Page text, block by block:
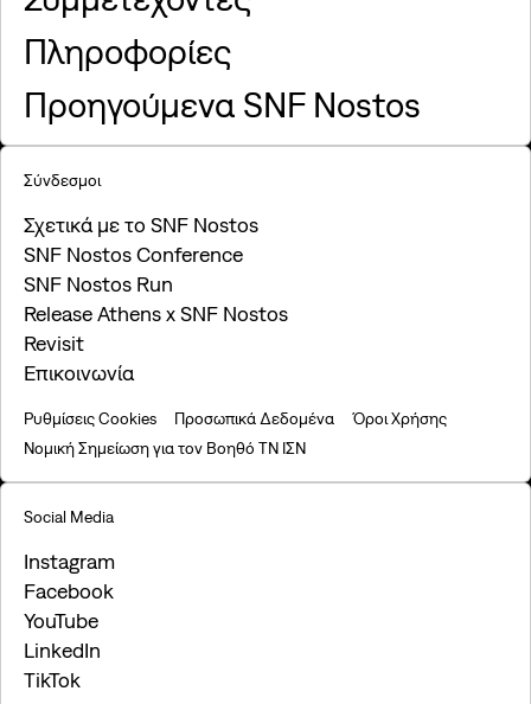
Πληροφορίες
Προηγούμενα SNF Nostos
Σύνδεσμοι
Σχετικά με το SNF Nostos
SNF Nostos Conference
SNF Nostos Run
Release Athens x SNF Nostos
Revisit
Επικοινωνία
Ρυθμίσεις Cookies Προσωπικά Δεδομένα
Όροι Χρήσης
Νομική Σημείωση για τον Βοηθό ΤΝ ΙΣΝ
Social Media
Instagram
Facebook
YouTube
LinkedIn
TikTok